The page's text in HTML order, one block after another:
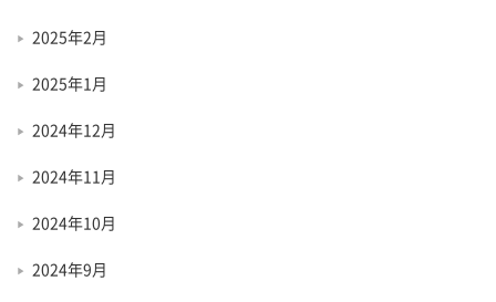
2025年2月
2025年1月
2024年12月
2024年11月
2024年10月
2024年9月